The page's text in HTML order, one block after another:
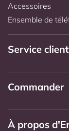
Accessoires
Ensemble de
Service client
Commander
À propos